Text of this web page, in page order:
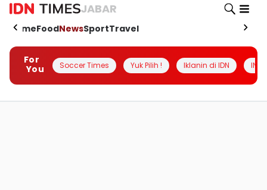
JABAR
HomeFoodNewsSportTravel
For
You
Soccer Times Yuk Pilih ! Iklanin di IDN